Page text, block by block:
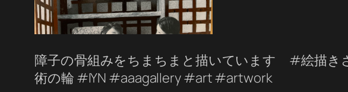
障子の骨組みをちまちまと描いています #絵描き
術の輪 #IYN #aaagallery #art #artwork